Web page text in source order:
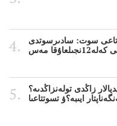
سوت: سادىرسوتدى
زاڭدى تولەنزاڭدىە؟